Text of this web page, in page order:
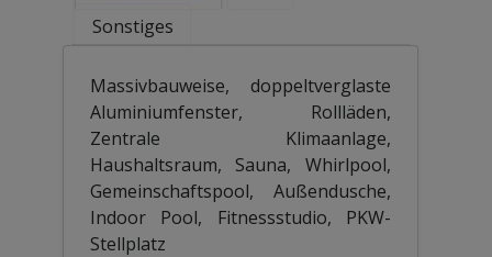
Sonstiges
Massivbauweise, doppeltverglaste
Aluminiumfenster, Rollläden,
Zentrale Klimaanlage,
Haushaltsraum, Sauna, Whirlpool,
Gemeinschaftspool, Außendusche,
Indoor Pool, Fitnessstudio, PKW-
Stellplatz